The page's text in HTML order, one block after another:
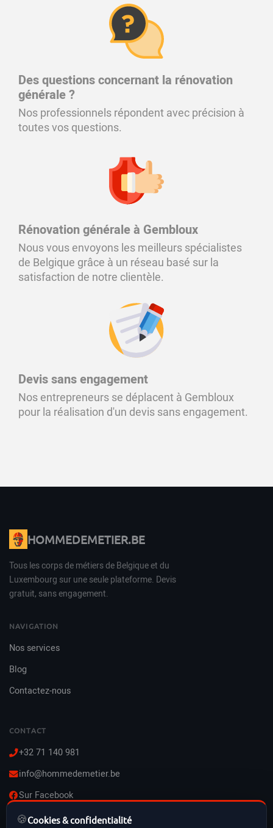
🍪Cookies & confidentialité
Des questions concernant la rénovation
générale ?
Nos professionnels répondent avec précision à
toutes vos questions.
Rénovation générale à Gembloux
Nous vous envoyons les meilleurs spécialistes
de Belgique grâce à un réseau basé sur la
satisfaction de notre clientèle.
Devis sans engagement
Nos entrepreneurs se déplacent à Gembloux
pour la réalisation d'un devis sans engagement.
HOMMEDEMETIER.BE
Tous les corps de métiers de Belgique et du
Luxembourg sur une seule plateforme. Devis
gratuit, sans engagement.
NAVIGATION
Nos services
Blog
Contactez-nous
CONTACT
+32 71 140 981
info@hommedemetier.be
Sur Facebook
Lun–Ven : 8h–21h